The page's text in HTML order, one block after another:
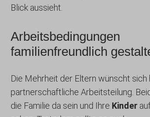
Blick aussieht.
Arbeitsbedingungen
familienfreundlich
Die Mehrheit der Eltern wünscht sich
partnerschaftliche Arbeitsteilung.
die Familie da sein und Ihre Kinder